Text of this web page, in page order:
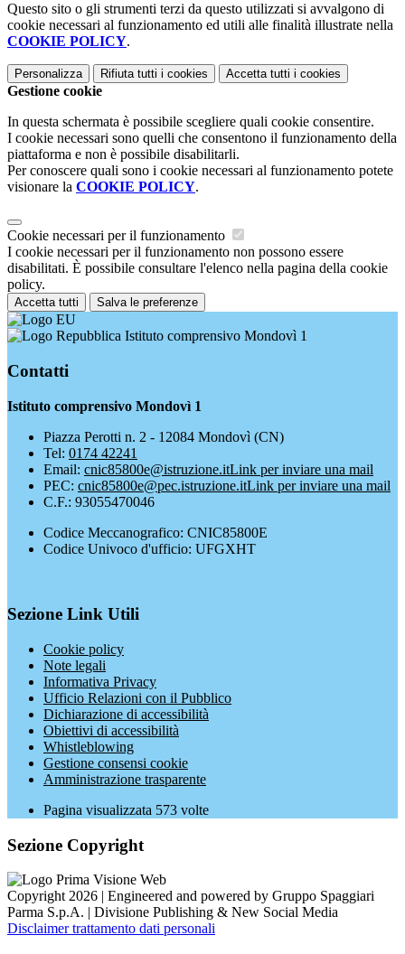
Questo sito o gli strumenti terzi da questo utilizzati si avvalgono di
cookie necessari al funzionamento ed utili alle finalità illustrate nella
COOKIE POLICY.
Personalizza Rifiuta tutti i cookies Accetta tutti i cookies
Gestione cookie
In questa schermata è possibile scegliere quali cookie consentire.
I cookie necessari sono quelli che consentono il funzionamento della
piattaforma e non è possibile disabilitarli.
Per conoscere quali sono i cookie necessari al funzionamento potete
visionare la COOKIE POLICY.
Cookie necessari per il funzionamento
I cookie necessari per il funzionamento non possono essere
disabilitati. È possibile consultare l'elenco nella pagina della cookie
policy.
Accetta tutti Salva le preferenze
Istituto comprensivo Mondovì 1
Contatti
Istituto comprensivo Mondovì 1
Piazza Perotti n. 2 - 12084 Mondovì (CN)
Tel: 0174 42241
Email: cnic85800e@istruzione.itLink per inviare una mail
PEC: cnic85800e@pec.istruzione.itLink per inviare una mail
C.F.: 93055470046
Codice Meccanografico: CNIC85800E
Codice Univoco d'ufficio: UFGXHT
Sezione Link Utili
Cookie policy
Note legali
Informativa Privacy
Ufficio Relazioni con il Pubblico
Dichiarazione di accessibilità
Obiettivi di accessibilità
Whistleblowing
Gestione consensi cookie
Amministrazione trasparente
Pagina visualizzata 573 volte
Sezione Copyright
Copyright 2026 | Engineered and powered by Gruppo Spaggiari
Parma S.p.A. | Divisione Publishing & New Social Media
Disclaimer trattamento dati personali